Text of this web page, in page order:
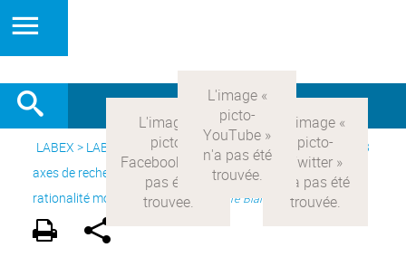
LABEX > LABEX COMOD> Version française > Recherche >
3
axes de recherche>Axe 1 : la constitution réelle de la
rationalité moderne et ses>Séminaire Blaise Pascal